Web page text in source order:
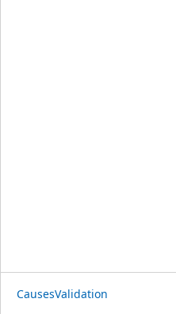
CausesValidation